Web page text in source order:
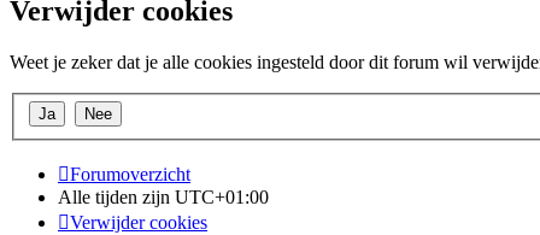
Verwijder cookies
Weet je zeker dat je alle cookies ingesteld door dit forum wil
Forumoverzicht
Alle tijden zijn UTC+01:00
Verwijder cookies